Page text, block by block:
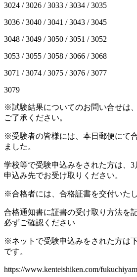
3024 / 3026 / 3033 / 3034 / 3035
3036 / 3040 / 3041 / 3043 / 3045
3048 / 3049 / 3050 / 3051 / 3052
3053 / 3055 / 3058 / 3066 / 3068
3071 / 3074 / 3075 / 3076 / 3077
3079
※試験結果についてのお問い合せは
ご了承ください。
※受験者の皆様には、本日郵便にて
ました。
学校等で受験申込みをされた方は、
申込み先でお受け取りください。
※合格者には、合格証書を交付いたし
合格通知書に証書の受け取り方法を
必ずご確認ください
※ネットで受験申込みをされた方は
です。
https://www.kenteishiken.com/